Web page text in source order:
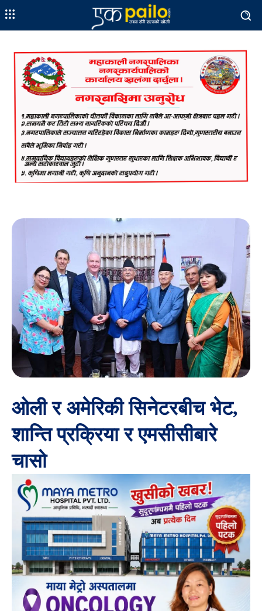
ओली र अमेरिकी सिनेटरबीच भेट,
शान्ति प्रक्रिया र एमसीसीबारे
चासो